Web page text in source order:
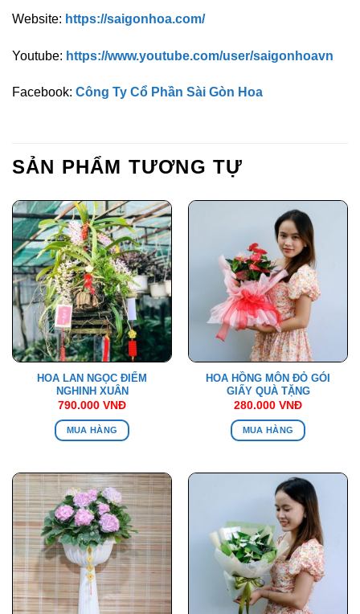
Website: https://saigonhoa.com/
Youtube: https://www.youtube.com/user/saigonhoavn
Facebook: Công Ty Cổ Phần Sài Gòn Hoa
SẢN PHẨM TƯƠNG TỰ
HOA LAN NGỌC ĐIỂM
NGHINH XUÂN
790.000 VNĐ
MUA HÀNG
HOA HỒNG MÔN ĐỎ GÓI
GIẤY QUÀ TẶNG
280.000 VNĐ
MUA HÀNG